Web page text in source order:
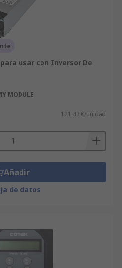
usar con Inversor De
MODULE
121,43 €/unidad
Añadir
de datos